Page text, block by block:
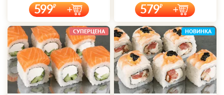
599 579
СУПЕРЦЕНА НОВИНКА